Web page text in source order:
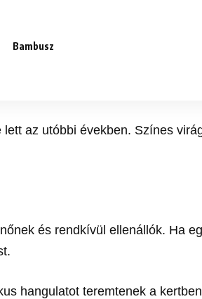
Bambusz
az utóbbi években. Színes
és rendkívül ellenállók. Ha
hangulatot teremtenek a